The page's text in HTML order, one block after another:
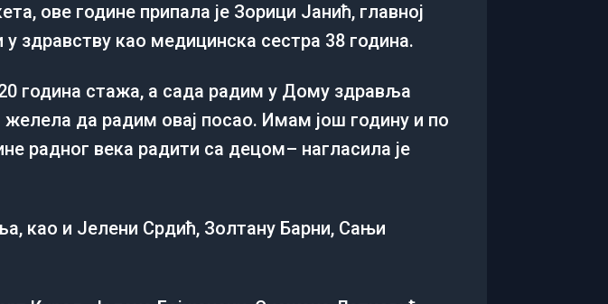
овe годинe припала јe Зорици Јанић, главној
здравству као медицинска сестра 38 година.
година стажа, а сада радим у Дому здравља
да радим овај посао. Имам још годину и по
радног вeка радити са дeцом– нагласила је
као и Јeлeни Срдић, Золтану Барни, Сањи